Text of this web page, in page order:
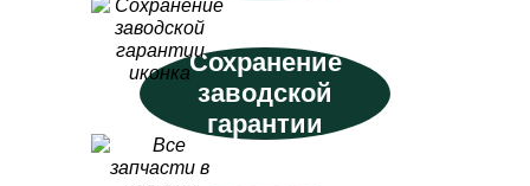
Сохранение
заводской
гарантии